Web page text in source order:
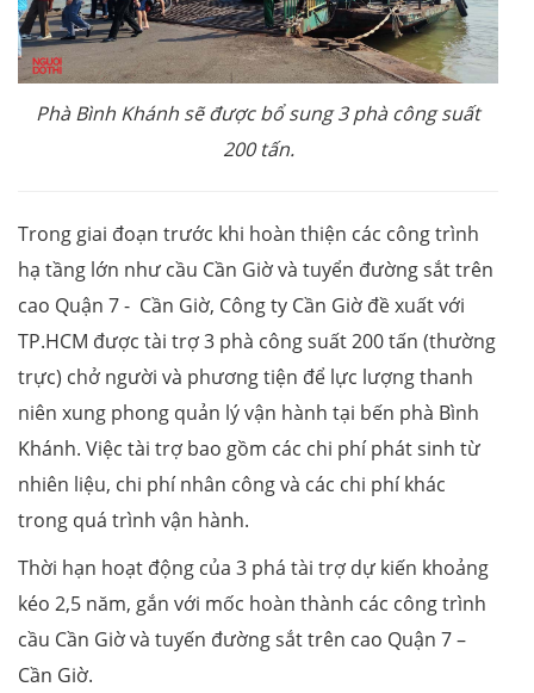
Phà Bình Khánh sẽ được bổ sung 3 phà công suất
200 tấn.
Trong giai đoạn trước khi hoàn thiện các công trình
hạ tầng lớn như cầu Cần Giờ và tuyển đường sắt trên
cao Quận 7 - Cần Giờ, Công ty Cần Giờ đề xuất với
TP.HCM được tài trợ 3 phà công suất 200 tấn (thường
trực) chở người và phương tiện để lực lượng thanh
niên xung phong quản lý vận hành tại bến phà Bình
Khánh. Việc tài trợ bao gồm các chi phí phát sinh từ
nhiên liệu, chi phí nhân công và các chi phí khác
trong quá trình vận hành.
Thời hạn hoạt động của 3 phá tài trợ dự kiến khoảng
kéo 2,5 năm, gắn với mốc hoàn thành các công trình
cầu Cần Giờ và tuyến đường sắt trên cao Quận 7 –
Cần Giờ.